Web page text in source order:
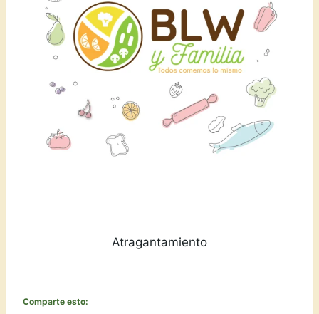
Atragantamiento
Comparte esto: